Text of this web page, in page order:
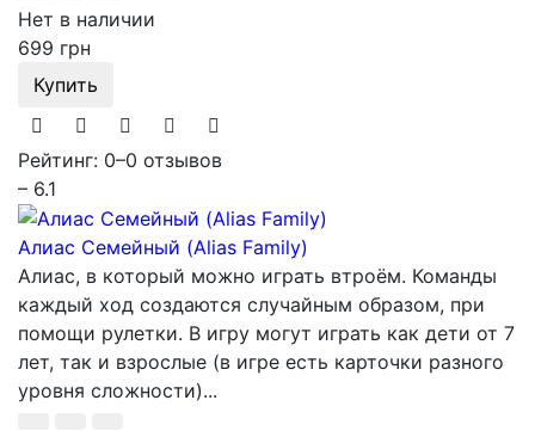
Нет в наличии
699 грн
Купить
Рейтинг: 0–0 отзывов
– 6.1
Алиас Семейный (Alias Family)
Алиас, в который можно играть втроём. Команды
каждый ход создаются случайным образом, при
помощи рулетки. В игру могут играть как дети от 7
лет, так и взрослые (в игре есть карточки разного
уровня сложности)...